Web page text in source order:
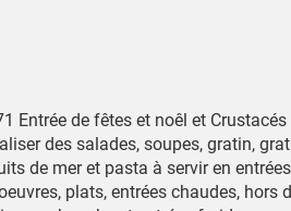
Entrée de fêtes et noêl et
des salades, soupes, gratin,
de mer et pasta à servir en
plats, entrées chaudes, hors